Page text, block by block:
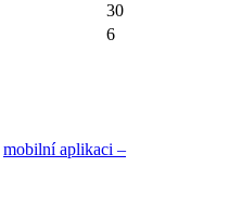
30
6
mobilní aplikaci –